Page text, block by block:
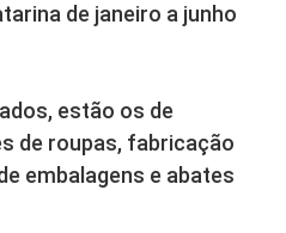
de janeiro a junho
estão os de
de roupas, fabricação
embalagens e abates